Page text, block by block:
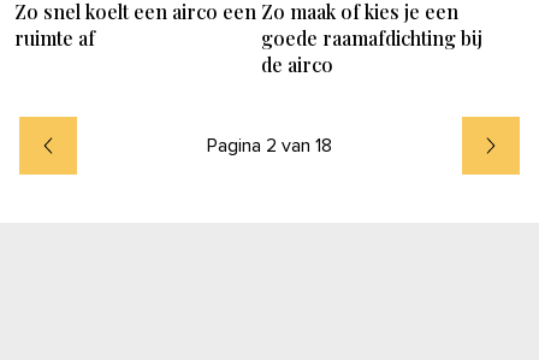
Zo snel koelt een airco een
ruimte af
Zo maak of kies je een
goede raamafdichting bij
de airco
Pagina 2 van 18